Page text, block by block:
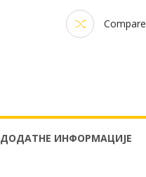
Compare
ДОДАТНЕ ИНФОРМАЦИЈЕ